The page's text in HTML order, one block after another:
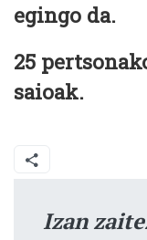
egingo da.
25
saioak.
Izan